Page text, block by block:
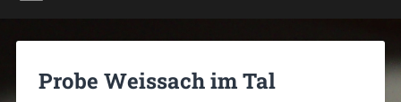
Probe Weissach im Tal